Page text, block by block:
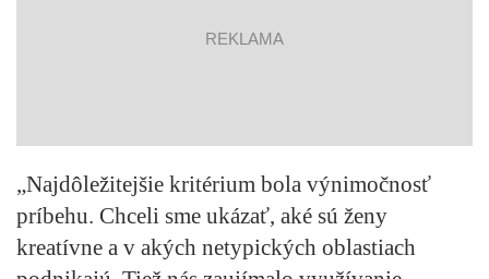
reklama
„Najdôležitejšie kritérium bola výnimočnosť
príbehu. Chceli sme ukázať, aké sú ženy
kreatívne a v akých netypických oblastiach